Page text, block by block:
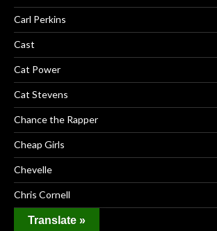
Carl Perkins
Cast
Cat Power
Cat Stevens
Chance the Rapper
Cheap Girls
Chevelle
Chris Cornell
Chuck Berry
Translate »